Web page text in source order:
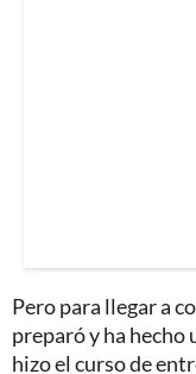
Pero para llegar a
preparó y ha hecho
hizo el curso de